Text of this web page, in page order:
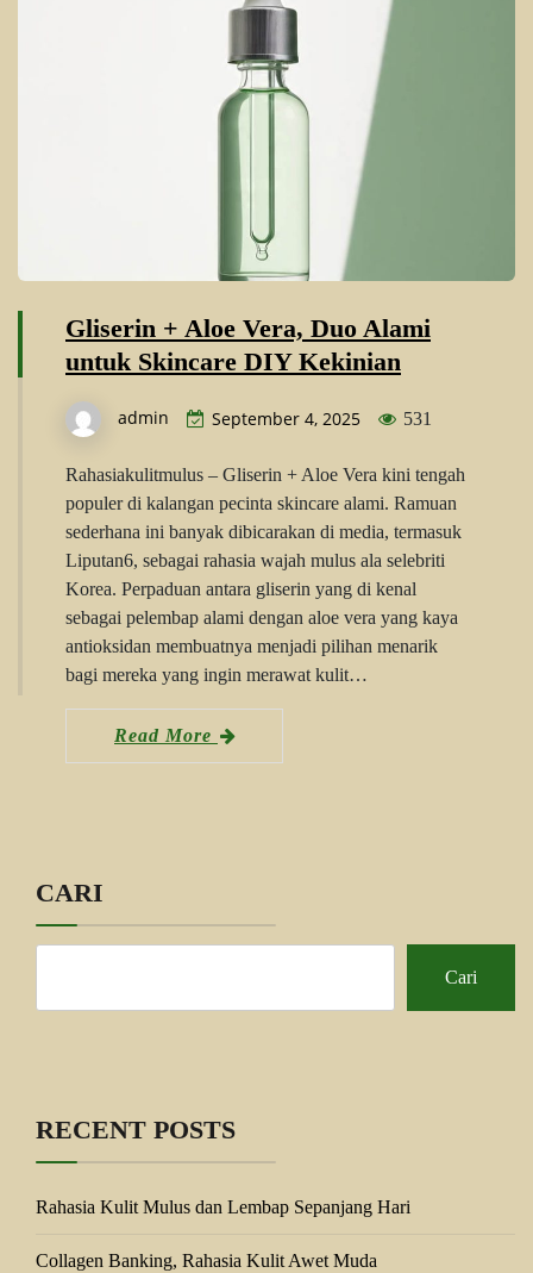
Gliserin + Aloe Vera, Duo Alami
untuk Skincare DIY Kekinian
admin September 4, 2025 531
Rahasiakulitmulus – Gliserin + Aloe Vera kini tengah
populer di kalangan pecinta skincare alami. Ramuan
sederhana ini banyak dibicarakan di media, termasuk
Liputan6, sebagai rahasia wajah mulus ala selebriti
Korea. Perpaduan antara gliserin yang di kenal
sebagai pelembap alami dengan aloe vera yang kaya
antioksidan membuatnya menjadi pilihan menarik
bagi mereka yang ingin merawat kulit…
Read More
CARI
Cari
RECENT POSTS
Rahasia Kulit Mulus dan Lembap Sepanjang Hari
Collagen Banking, Rahasia Kulit Awet Muda